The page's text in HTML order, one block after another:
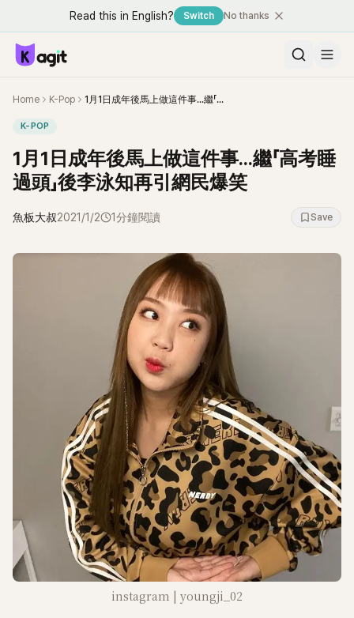
Read this in English? Switch No thanks
Home K-Pop 1月1日成年後馬上做這件事...繼「高考睡過頭」後李泳知再引網民爆笑
K-POP
1月1日成年後馬上做這件事...繼「高考睡
過頭」後李泳知再引網民爆笑
魚板大叔2021/1/2 1分鐘閱讀 Save
instagram | youngji_02